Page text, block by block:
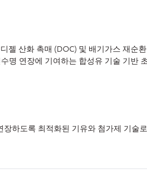
디젤 산화 촉매 (DOC) 및 배기가스 재순환
명 연장에 기여하는 합성유 기술 기반
장하도록 최적화된 기유와 첨가제 기술로